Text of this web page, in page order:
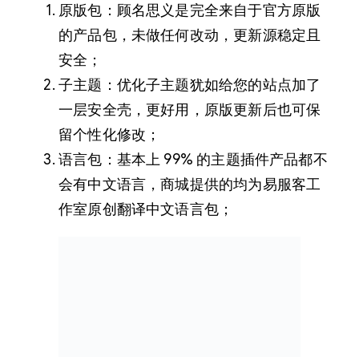
原版包：顾名思义是完全来自于官方原版
的产品包，未做任何改动，更新源稳定且
安全；
子主题：优化子主题犹如给您的站点加了
一层安全壳，更好用，原版更新后也可保
留个性化修改；
语言包：基本上 99% 的主题插件产品都不
会有中文语言，商城提供的均为易服客工
作室原创翻译中文语言包；